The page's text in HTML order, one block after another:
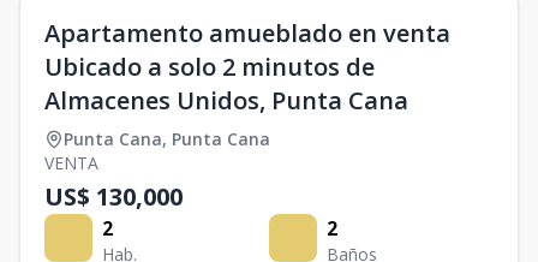
Apartamento amueblado en venta
Ubicado a solo 2 minutos de
Almacenes Unidos, Punta Cana
Punta Cana, Punta Cana
VENTA
US$ 130,000
2
Hab.
2
Baños